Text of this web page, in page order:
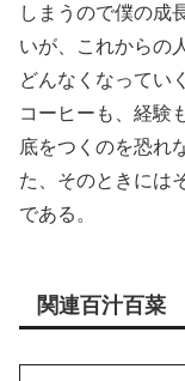
しまうので僕の成
いが、これからの
どんなくなってい
コーヒーも、経験
底をつくのを恐れ
た、そのときには
である。
関連百汁百菜